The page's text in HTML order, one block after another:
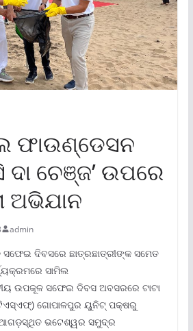
ଫାଉଣ୍ଡେସନ
ଚେଞ୍ଜ’ ଉପରେ
ଅଭିଯାନ
admin
ସଫେଇ ଦିବସରେ ଛାତ୍ରଛାତ୍ରୀଙ୍କ ସମେତ
ସାମିଲ
ଉପକୂଳ ସଫେଇ ଦିବସ ଅବସରରେ ଟାଟା
ଗୋପାଳପୁର ୟୁନିଟ୍ ପକ୍ଷରୁ
ଭଟେଶ୍ୱର ସମୁଦ୍ର